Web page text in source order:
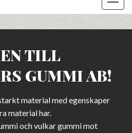
TILL
GUMMI AB!
material med egenskaper
material har.
och vulkar gummi mot